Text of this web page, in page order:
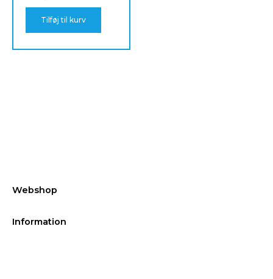
Tilføj til kurv
Webshop
Information